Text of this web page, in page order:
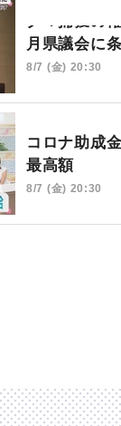
クマ捕獲の
月県議会に
8/7 (金) 20:30
コロナ助成
最高額
8/7 (金) 20:30